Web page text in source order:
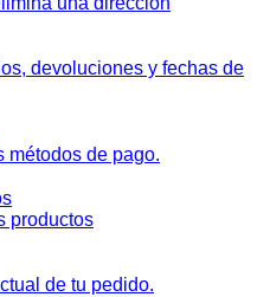
devoluciones y fechas de
métodos de pago.
productos
de tu pedido.